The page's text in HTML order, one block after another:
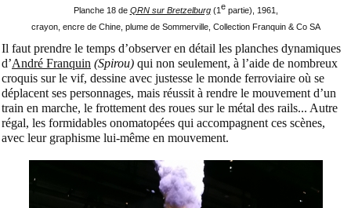
Planche 18 de QRN sur Bretzelburg(1epartie), 1961,
crayon, encre de Chine, plume de Sommerville, Collection Franquin & Co SA
Il faut prendre le temps d’observer en détail les planches dynamiques
d’André Franquin (Spirou) qui non seulement, à l’aide de nombreux
croquis sur le vif, dessine avec justesse le monde ferroviaire où se
déplacent ses personnages, mais réussit à rendre le mouvement d’un
train en marche, le frottement des roues sur le métal des rails... Autre
régal, les formidables onomatopées qui accompagnent ces scènes,
avec leur graphisme lui-même en mouvement.